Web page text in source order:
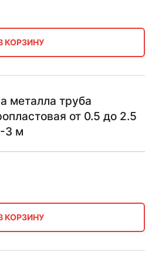
КОРЗИНУ
металла труба
от 0.5 до 2.5
3 м
КОРЗИНУ